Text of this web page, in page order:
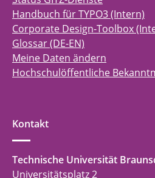
Handbuch für TYPO3 (Intern)
Corporate Design-Toolbox
Glossar (DE-EN)
Meine Daten ändern
Hochschulöffentliche
Kontakt
Technische Universität
Universitätsplatz 2